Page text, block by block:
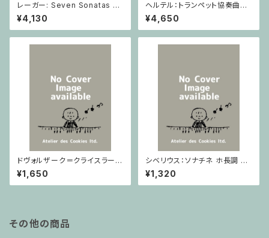
レーガー: Seven Sonatas o
p. 91 Heft 2 / ヴァイオリン
¥4,130
ヘルテル：トランペット協奏曲第1
番 変ホ長調/トランペット・ピア
ノ
¥4,650
ドヴォルザーク＝クライスラー：
スラヴ幻想曲 ロ短調 from Op.
55-4, Op.75 / ヴァイオリンと
ピアノ
¥1,650
シベリウス：ソナチネ ホ長調 O
p.80 / ヴァイオリンとピアノ
¥1,320
その他の商品